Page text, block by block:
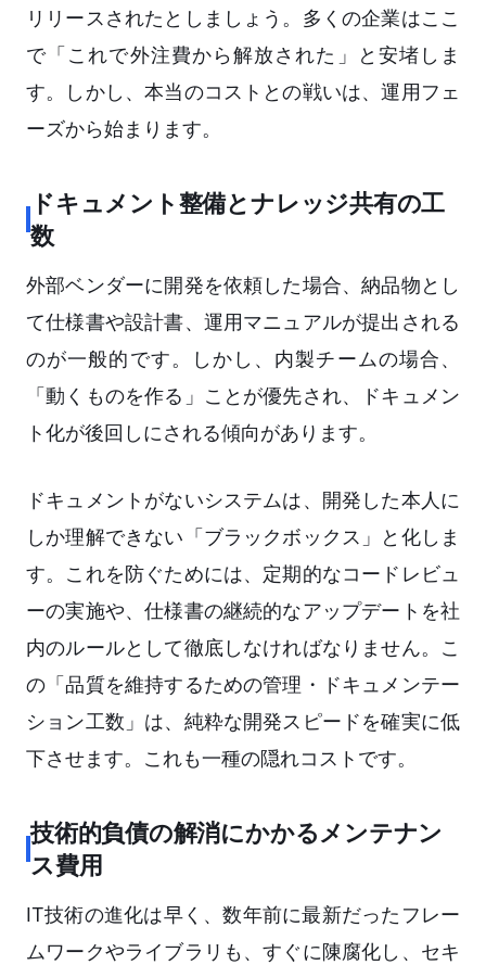
リリースされたとしましょう。多くの企業はここ
で「これで外注費から解放された」と安堵しま
す。しかし、本当のコストとの戦いは、運用フェ
ーズから始まります。
ドキュメント整備とナレッジ共有の工
数
外部ベンダーに開発を依頼した場合、納品物とし
て仕様書や設計書、運用マニュアルが提出される
のが一般的です。しかし、内製チームの場合、
「動くものを作る」ことが優先され、ドキュメン
ト化が後回しにされる傾向があります。
ドキュメントがないシステムは、開発した本人に
しか理解できない「ブラックボックス」と化しま
す。これを防ぐためには、定期的なコードレビュ
ーの実施や、仕様書の継続的なアップデートを社
内のルールとして徹底しなければなりません。こ
の「品質を維持するための管理・ドキュメンテー
ション工数」は、純粋な開発スピードを確実に低
下させます。これも一種の隠れコストです。
技術的負債の解消にかかるメンテナン
ス費用
IT技術の進化は早く、数年前に最新だったフレー
ムワークやライブラリも、すぐに陳腐化し、セキ